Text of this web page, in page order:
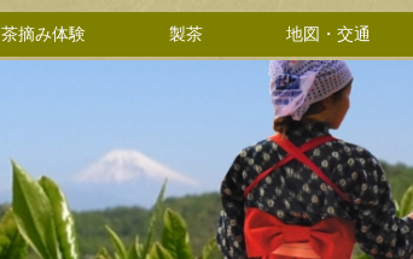
茶摘み体験 製茶 地図・交通